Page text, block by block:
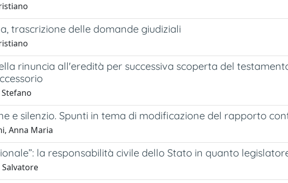
trascrizione delle domande giudiziali
rinuncia all'eredità per successiva scoperta del
e silenzio. Spunti in tema di modificazione del rapporto
Anna Maria
la responsabilità civile dello Stato in quanto
Salvatore